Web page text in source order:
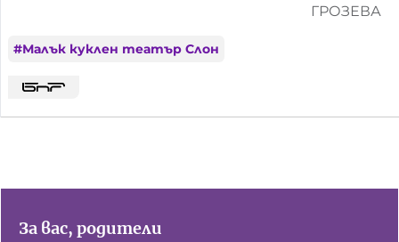
ГРОЗЕВА
#Малък куклен театър Слон
За вас, родители